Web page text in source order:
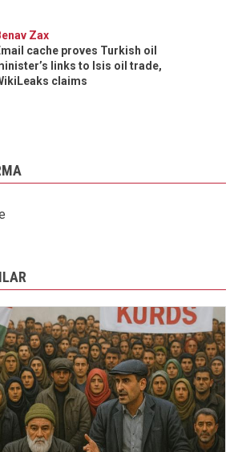
Zax
cache proves Turkish oil
links to Isis oil trade,
claims